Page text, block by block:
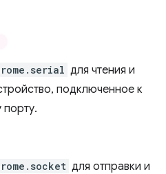
для чтения и
подключенное к
для отправки и